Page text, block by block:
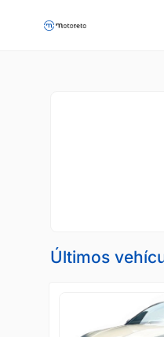
Últimos